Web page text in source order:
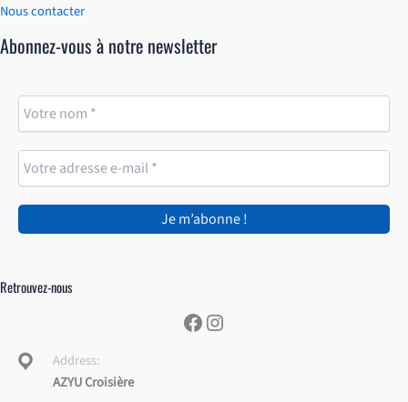
Nous contacter
Abonnez-vous à notre newsletter
Retrouvez-nous
Facebook
Instagram
Address:
AZYU Croisière